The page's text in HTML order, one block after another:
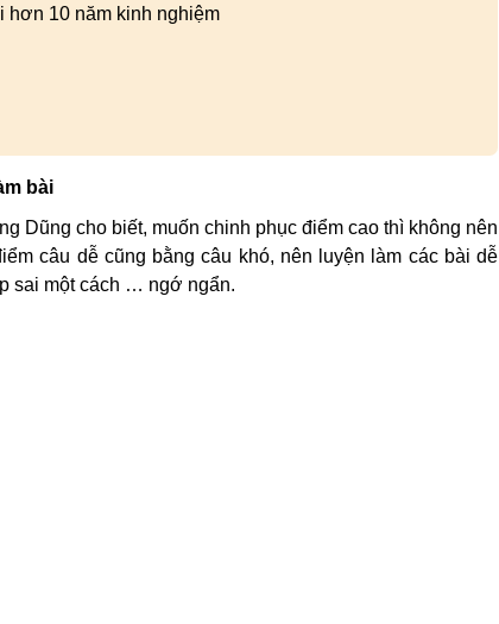
hơn 10 năm kinh nghiệm
bài
Dũng cho biết, muốn chinh phục điểm cao thì không nên
câu dễ cũng bằng câu khó, nên luyện làm các bài dễ
sai một cách … ngớ ngẩn.